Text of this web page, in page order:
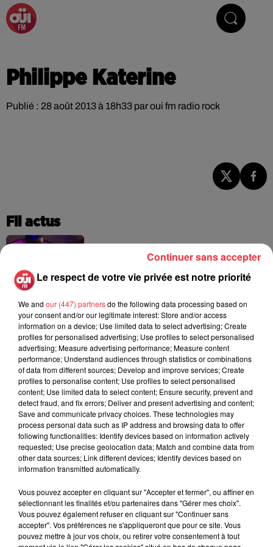
Philippe Katerine
Publié : 28 août 2013 à 18h33 par oui fm radio rock
Fil actus
interprétée lors des...
Weezer prépare la sortie de son nouvel
album en dévoilant une...
Queens of the Stone Age lance une ligne
téléphonique pour...
Linkin Park annonce son arrivée au
cinéma avec « Unshatter »
Le respect de votre vie privée est notre priorité
We and our (447) partnersdo the following data processing based on
your consent and/or our legitimate interest: Store and/or access
information on a device; Use limited data to select advertising; Create
profiles for personalised advertising; Use profiles to select personalised
advertising; Measure advertising performance; Measure content
performance; Understand audiences through statistics or combinations
of data from different sources; Develop and improve services; Create
profiles to personalise content; Use profiles to select personalised
content; Use limited data to select content; Ensure security, prevent and
detect fraud, and fix errors; Deliver and present advertising and content;
Save and communicate privacy choices. These technologies may
process personal data such as IP address and browsing data to offer
following functionalities: Identify devices based on information actively
requested; Use precise geolocation data; Match and combine data from
other data sources; Link different devices; Identify devices based on
information transmitted automatically.
Vous pouvez accepter en cliquant sur "Accepter et fermer", ou affiner en
sélectionnant les finalités et/ou partenaires dans "Gérer mes choix".
Vous pouvez également refuser en cliquant sur "Continuer sans
accepter". Vos préférences ne s'appliqueront que pour ce site. Vous
pouvez mettre à jour vos choix, ou retirer votre consentement à tout
Continuer sans accepter